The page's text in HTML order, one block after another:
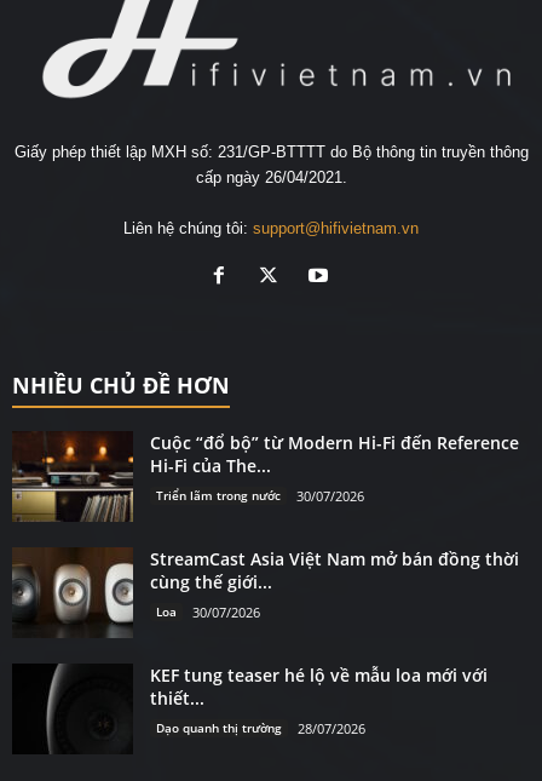
Giấy phép thiết lập MXH số: 231/GP-BTTTT do Bộ thông tin truyền thông
cấp ngày 26/04/2021.
Liên hệ chúng tôi: support@hifivietnam.vn
NHIỀU CHỦ ĐỀ HƠN
Cuộc “đổ bộ” từ Modern Hi-Fi đến Reference
Hi-Fi của The...
Triển lãm trong nước 30/07/2026
StreamCast Asia Việt Nam mở bán đồng thời
cùng thế giới...
Loa 30/07/2026
KEF tung teaser hé lộ về mẫu loa mới với
thiết...
Dạo quanh thị trường 28/07/2026